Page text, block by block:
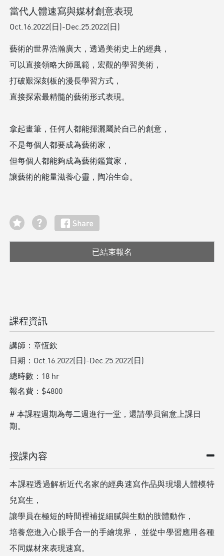
當代人體速寫與媒材創意表現
Oct.16.2022(日)-Dec.25.2022(日)
藝術的世界浩瀚廣大，透過美術史上的經典，
可以直接領略大師風範，宏觀的學習美術，
打破艱深刻板的漫長學習方式，
直接探索最精髓的藝術形式表現。
拿起畫筆，任何人都能揮灑屬於自己的創意，
不是每個人都要成為藝術家，
但每個人都能夠成為藝術鑑賞家，
讓藝術的能量滋養心靈，陶冶生命。
已結束報名
課程資訊
講師：章恆欽
日期： Oct.16.2022(日)-Dec.25.2022(日)
總時數： 18 hr
報名費： $4800
# 本課程週期為每二週進行一堂，還請學員留意上課日
期。
授課內容
本課程透過解析近代名家的經典速寫作品與現場人體模特
兒寫生，
讓學員在極短的時間裡補捉細膩與生動的肢體動作，
培養您進入心眼手合一的手繪境界， 並從中學習應用各種
不同媒材來表現速寫。